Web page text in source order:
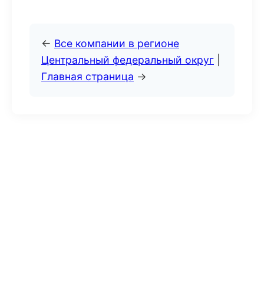
← Все компании в регионе
Центральный федеральный округ
Главная страница →